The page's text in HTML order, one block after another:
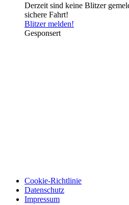
Derzeit sind keine Blitzer
sichere Fahrt!
Blitzer melden!
Gesponsert
Cookie-Richtlinie
Datenschutz
Impressum